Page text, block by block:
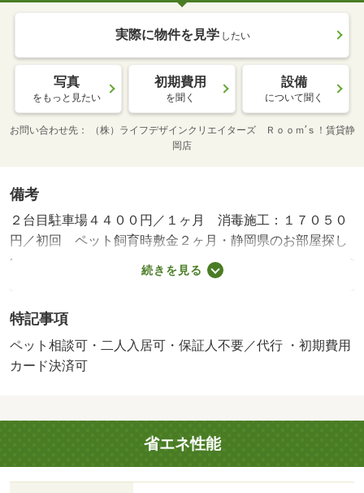
実際に物件を見学 したい
写真
をもっと見たい
初期費用
を聞く
設備
について聞く
お問い合わせ先
（株）ライフデザインクリエイターズ Ｒｏｏｍ’ｓ！賃貸静
岡店
備考
２台目駐車場４４００円／１ヶ月 消毒施工：１７０５０
円／初回 ペット飼育時敷金２ヶ月・静岡県のお部屋探し
はルームズ賃貸へ！・バイク置場：なし・駐輪場：なし/定
続きを見る
特記事項
ペット相談可・二人入居可・保証人不要／代行 ・初期費用
カード決済可
省エネ性能